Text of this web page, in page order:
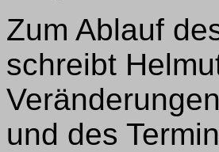
Zum Ablauf
schreibt
und des